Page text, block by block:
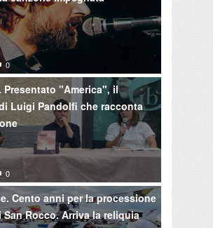
0
Presentato "America", il
Luigi Pandolfi che racconta
0
Cento anni per la processione
San Rocco. Arriva la reliquia